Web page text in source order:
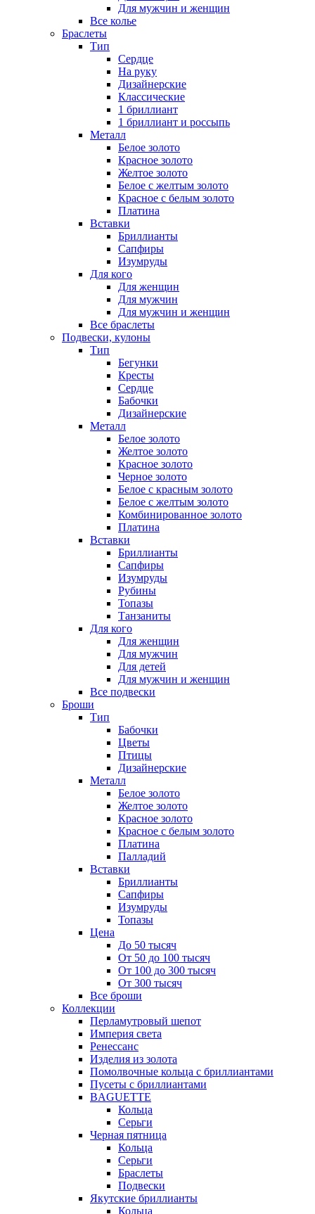
Для мужчин и женщин
Все колье
Браслеты
Тип
Сердце
На руку
Дизайнерские
Классические
1 бриллиант
1 бриллиант и россыпь
Металл
Белое золото
Красное золото
Желтое золото
Белое с желтым золото
Красное с белым золото
Платина
Вставки
Бриллианты
Сапфиры
Изумруды
Для кого
Для женщин
Для мужчин
Для мужчин и женщин
Все браслеты
Подвески, кулоны
Тип
Бегунки
Кресты
Сердце
Бабочки
Дизайнерские
Металл
Белое золото
Желтое золото
Красное золото
Черное золото
Белое с красным золото
Белое с желтым золото
Комбинированное золото
Платина
Вставки
Бриллианты
Сапфиры
Изумруды
Рубины
Топазы
Танзаниты
Для кого
Для женщин
Для мужчин
Для детей
Для мужчин и женщин
Все подвески
Броши
Тип
Бабочки
Цветы
Птицы
Дизайнерские
Металл
Белое золото
Желтое золото
Красное золото
Красное с белым золото
Платина
Палладий
Вставки
Бриллианты
Сапфиры
Изумруды
Топазы
Цена
До 50 тысяч
От 50 до 100 тысяч
От 100 до 300 тысяч
От 300 тысяч
Все броши
Коллекции
Перламутровый шепот
Империя света
Ренессанс
Изделия из золота
Помолвочные кольца с бриллиантами
Пусеты с бриллиантами
BAGUETTE
Кольца
Серьги
Черная пятница
Кольца
Серьги
Браслеты
Подвески
Якутские бриллианты
Кольца